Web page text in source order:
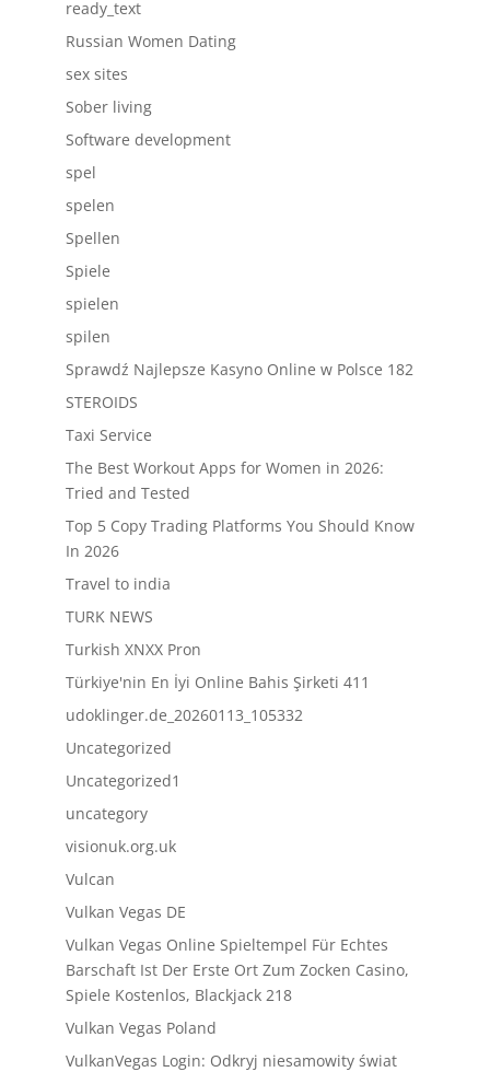
ready_text
Russian Women Dating
sex sites
Sober living
Software development
spel
spelen
Spellen
Spiele
spielen
spilen
Sprawdź Najlepsze Kasyno Online w Polsce 182
STEROIDS
Taxi Service
The Best Workout Apps for Women in 2026:
Tried and Tested
Top 5 Copy Trading Platforms You Should Know
In 2026
Travel to india
TURK NEWS
Turkish XNXX Pron
Türkiye'nin En İyi Online Bahis Şirketi 411
udoklinger.de_20260113_105332
Uncategorized
Uncategorized1
uncategory
visionuk.org.uk
Vulcan
Vulkan Vegas DE
Vulkan Vegas Online Spieltempel Für Echtes
Barschaft Ist Der Erste Ort Zum Zocken Casino,
Spiele Kostenlos, Blackjack 218
Vulkan Vegas Poland
VulkanVegas Login: Odkryj niesamowity świat